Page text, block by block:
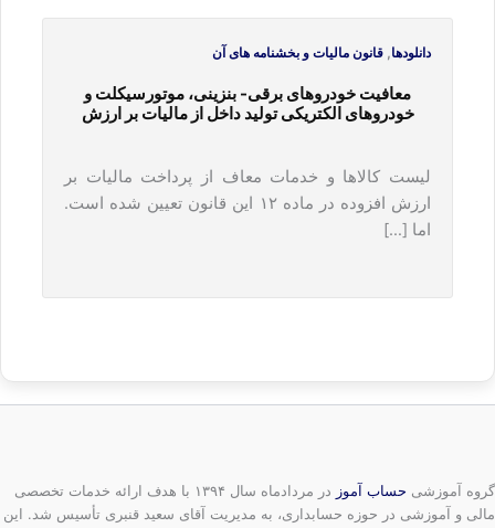
دانلودها,قانون مالیات و بخشنامه های آن
معافیت خودروهای برقی- بنزینی، موتورسیکلت و
خودروهای الکتریکی تولید داخل از مالیات بر ارزش
لیست کالاها و خدمات معاف از پرداخت مالیات بر
ارزش افزوده در ماده ۱۲ این قانون تعیین شده است.
اما […]
گروه آموزشی حساب آموز
در مردادماه سال ۱۳۹۴ با هدف ارائه خدمات تخصصی
مالی و آموزشی در حوزه حسابداری، به مدیریت آقای سعید قنبری تأسیس شد. این